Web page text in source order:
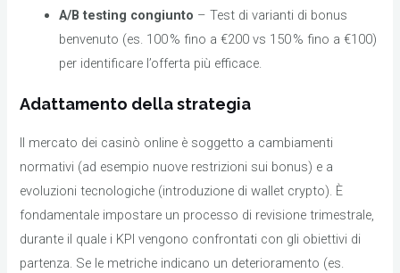
A/B testing congiunto – Test di varianti di bonus
benvenuto (es. 100 % fino a €200 vs 150 % fino a €100)
per identificare l’offerta più efficace.
Adattamento della strategia
Il mercato dei casinò online è soggetto a cambiamenti
normativi (ad esempio nuove restrizioni sui bonus) e a
evoluzioni tecnologiche (introduzione di wallet crypto). È
fondamentale impostare un processo di revisione trimestrale,
durante il quale i KPI vengono confrontati con gli obiettivi di
partenza. Se le metriche indicano un deterioramento (es.